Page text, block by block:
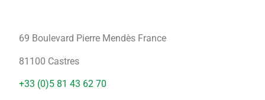
69 Boulevard Pierre Mendès France
81100 Castres
+33 (0)5 81 43 62 70